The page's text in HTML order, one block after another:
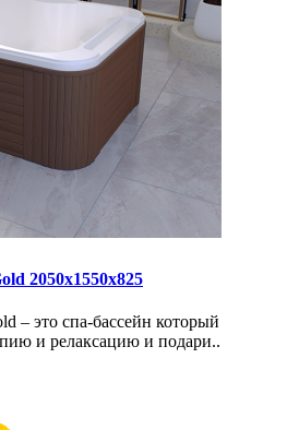
2050х1550х825
– это спа-бассейн который
и релаксацию и подари..